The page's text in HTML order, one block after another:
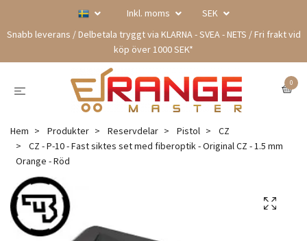
Inkl. moms
SEK
Snabb leverans / Delbetala tryggt via KLARNA - SVEA - NETS / Fri frakt vid
köp över 1000 SEK*
0
Hem Produkter Reservdelar Pistol
CZ
CZ - P-10 - Fast siktes set med fiberoptik - Original CZ - 1.5 mm
Orange - Röd